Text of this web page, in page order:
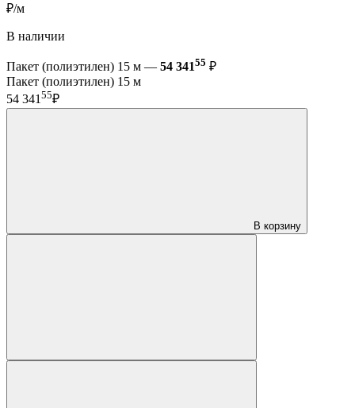
₽/м
В наличии
Пакет (полиэтилен) 15 м — 54 34155 ₽
Пакет (полиэтилен) 15 м
54 34155₽
В корзину